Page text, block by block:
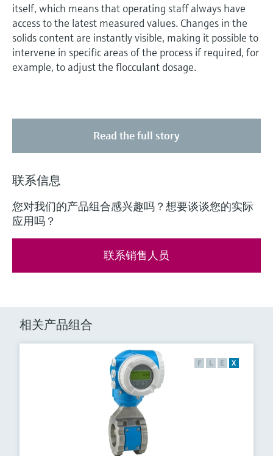
itself, which means that operating staff always have
access to the latest measured values. Changes in the
solids content are instantly visible, making it possible to
intervene in specific areas of the process if required, for
example, to adjust the flocculant dosage.
Read the full story
联系信息
您对我们的产品组合感兴趣吗？想要谈谈您的实际
应用吗？
联系销售人员
相关产品组合
F L E X